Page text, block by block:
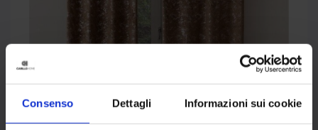
Consenso Dettagli Informazioni sui cookie
TENDE MOCHA MOUSSE: